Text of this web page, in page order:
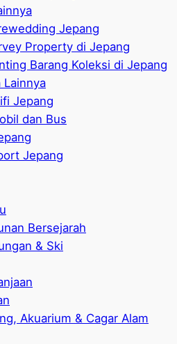
Jepang
Property di Jepang
Barang Koleksi di Jepang
Lainnya
Jepang
dan Bus
Jepang
Bersejarah
& Ski
Akuarium & Cagar Alam